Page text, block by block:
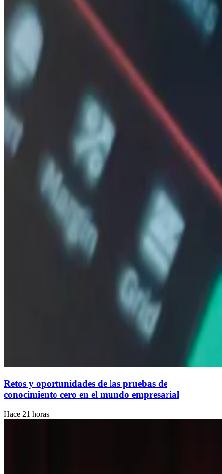
Retos y oportunidades de las pruebas de
conocimiento cero en el mundo empresarial
Hace 21 horas